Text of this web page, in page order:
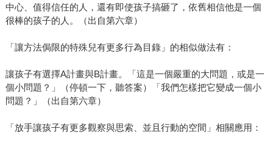
中心、值得信任的人，還有即使孩子搞砸了，依舊相信他是一個
很棒的孩子的人。（出自第六章）
「讓方法侷限的特殊兒有更多行為目錄」的相似做法有：
讓孩子有選擇A計畫與B計畫。「這是一個嚴重的大問題，或是一
個小問題？」（停頓一下，聽答案）「我們怎樣把它變成一個小
問題？」（出自第六章）
「放手讓孩子有更多觀察與思索、並且行動的空間」相關應用：